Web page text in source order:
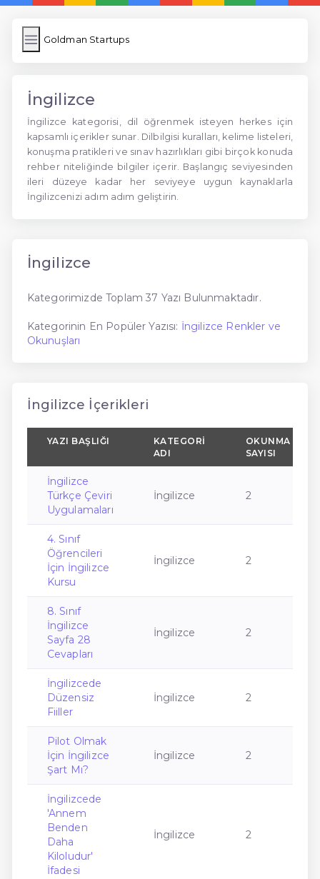
Goldman Startups
İngilizce
İngilizce kategorisi, dil öğrenmek isteyen herkes için
kapsamlı içerikler sunar. Dilbilgisi kuralları, kelime listeleri,
konuşma pratikleri ve sınav hazırlıkları gibi birçok konuda
rehber niteliğinde bilgiler içerir. Başlangıç seviyesinden
ileri düzeye kadar her seviyeye uygun kaynaklarla
İngilizcenizi adım adım geliştirin.
İngilizce
Kategorimizde Toplam 37 Yazı Bulunmaktadır.
Kategorinin En Popüler Yazısı: İngilizce Renkler ve
Okunuşları
İngilizce İçerikleri
YAZI BAŞLIĞI
KATEGORI
ADI
OKUNMA
SAYISI
İngilizce
Türkçe Çeviri
Uygulamaları
İngilizce 2
4. Sınıf
Öğrencileri
İçin İngilizce
Kursu
İngilizce 2
8. Sınıf
İngilizce
Sayfa 28
Cevapları
İngilizce 2
İngilizcede
Düzensiz
Fiiller
İngilizce 2
Pilot Olmak
İçin İngilizce
Şart Mı?
İngilizce 2
İngilizcede
'Annem
Benden
Daha
Kiloludur'
İfadesi
İngilizce 2